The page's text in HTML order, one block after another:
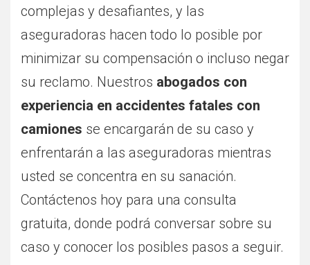
complejas y desafiantes, y las
aseguradoras hacen todo lo posible por
minimizar su compensación o incluso negar
su reclamo. Nuestros abogados con
experiencia en accidentes fatales con
camiones se encargarán de su caso y
enfrentarán a las aseguradoras mientras
usted se concentra en su sanación.
Contáctenos hoy para una consulta
gratuita, donde podrá conversar sobre su
caso y conocer los posibles pasos a seguir.